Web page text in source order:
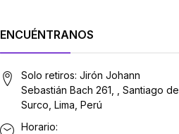
ENCUÉNTRANOS
Solo retiros: Jirón Johann
Sebastián Bach 261, , Santiago de
Surco, Lima, Perú
Horario: